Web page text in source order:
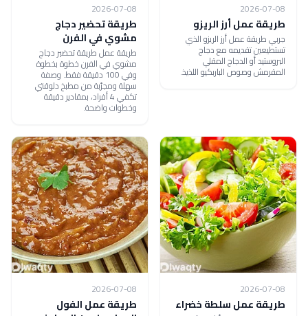
2026-07-08
طريقة عمل أرز الريزو
جربي طريقة عمل أرز الريزو الذي
تستطيعين تقديمه مع دجاج
البروستيد أو الدجاج المقلي
المقرمش وصوص الباربكيو اللذيذ.
2026-07-08
طريقة تحضير دجاج
مشوي في الفرن
طريقة عمل طريقة تحضير دجاج
مشوي في الفرن خطوة بخطوة
وفي 100 دقيقة فقط. وصفة
سهلة ومجرّبة من مطبخ دلوقتي
تكفي 4 أفراد، بمقادير دقيقة
وخطوات واضحة.
2026-07-08
طريقة عمل سلطة خضراء
2026-07-08
طريقة عمل الفول